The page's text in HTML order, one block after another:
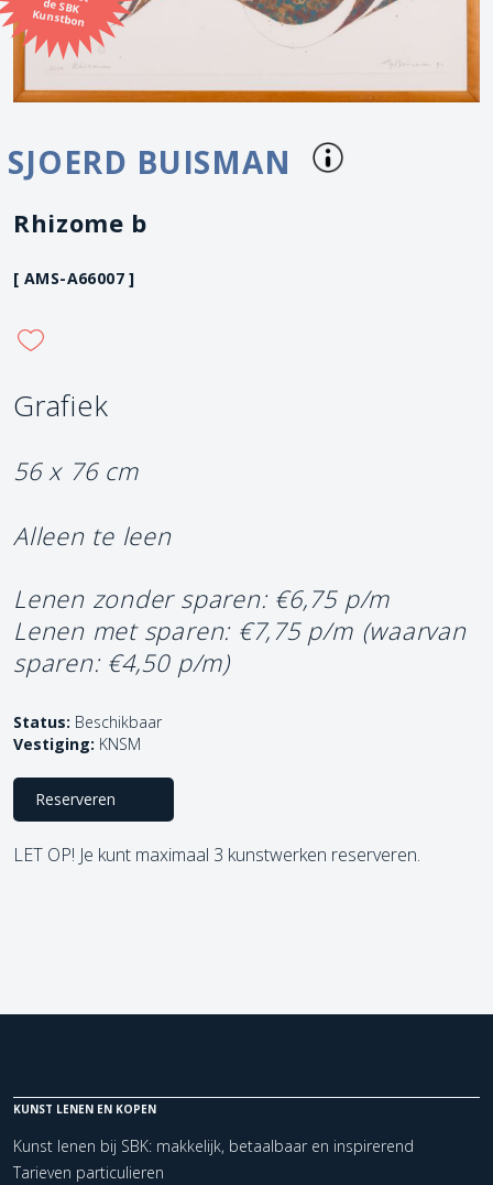
Kunstbon
SJOERD BUISMAN
Rhizome b
[ AMS-A66007 ]
Grafiek
56 x 76 cm
Alleen te leen
Lenen zonder sparen: €6,75 p/m
Lenen met sparen: €7,75 p/m (waarvan
sparen: €4,50 p/m)
Status: Beschikbaar
Vestiging: KNSM
Reserveren
LET OP! Je kunt maximaal 3 kunstwerken reserveren.
KUNST LENEN EN KOPEN
Kunst lenen bij SBK: makkelijk, betaalbaar en inspirerend
Tarieven particulieren